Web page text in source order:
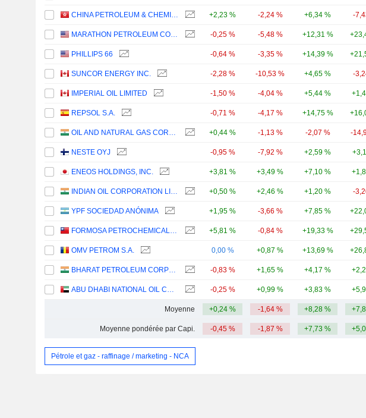
CHINA PETROLEUM & CHEMICAL CORPORATION +2,23 % -2,24 % +6,34 % -
MARATHON PETROLEUM CORPORATION -0,25 % -5,48 % +12,31 %
PHILLIPS 66 -0,64 % -3,35 % +14,39 %
SUNCOR ENERGY INC. -2,28 % -10,53 % +4,65 % -
IMPERIAL OIL LIMITED -1,50 % -4,04 % +5,44 %
REPSOL S.A. -0,71 % -4,17 % +14,75 %
OIL AND NATURAL GAS CORPORATION LIMITED +0,44 % -1,13 % -2,07 % -
NESTE OYJ -0,95 % -7,92 % +2,59 %
ENEOS HOLDINGS, INC. +3,81 % +3,49 % +7,10 %
INDIAN OIL CORPORATION LIMITED +0,50 % +2,46 % +1,20 % -
YPF SOCIEDAD ANÓNIMA +1,95 % -3,66 % +7,85 %
FORMOSA PETROCHEMICAL CORPORATION +5,81 % -0,84 % +19,33 %
OMV PETROM S.A. 0,00 % +0,87 % +13,69 %
BHARAT PETROLEUM CORPORATION LIMITED -0,83 % +1,65 % +4,17 %
ABU DHABI NATIONAL OIL COMPANY FOR DISTRIBUTION -0,25 % +0,99 % +3,83 %
Moyenne +0,24 % -1,64 % +8,28 %
Moyenne pondérée par Capi. -0,45 % -1,87 % +7,73 %
Pétrole et gaz - raffinage / marketing - NCA